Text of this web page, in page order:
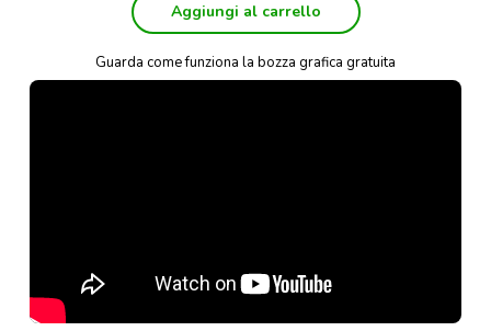
Aggiungi al carrello
Guarda come funziona la bozza grafica gratuita